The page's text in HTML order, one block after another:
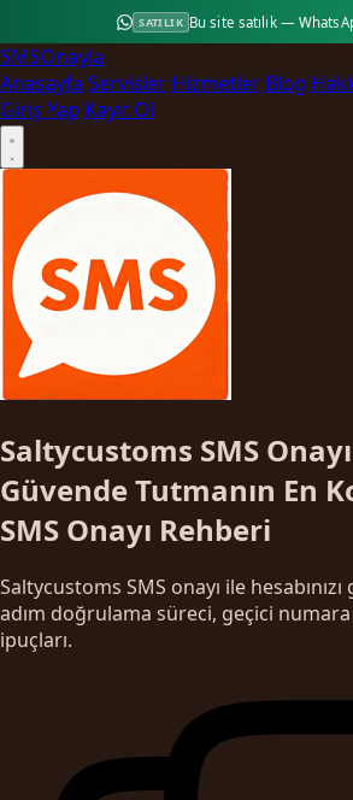
SATILIK Bu site satılık —
SMSOnayla
Anasayfa Servisler Hizmetler Blog
Giriş Yap Kayıt Ol
Saltycustoms SMS
Güvende Tutmanın En
SMS Onayı Rehberi
Saltycustoms SMS onayı ile
adım doğrulama süreci, geçici
ipuçları.